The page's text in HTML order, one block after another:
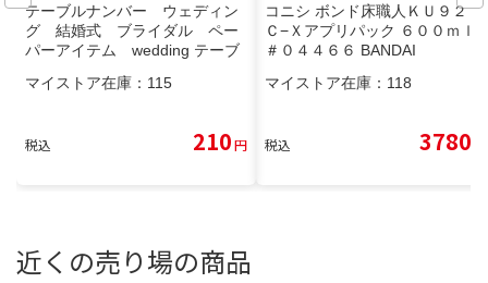
テーブルナンバー ウェディン
グ 結婚式 ブライダル ペー
パーアイテム wedding テーブ
マイストア在庫： 115
税込 210円
コニシ ボンド床職人ＫＵ９２８
Ｃ−Ｘアプリパック ６００ｍｌ
＃０４４６６ BANDAI
マイストア在庫： 118
税込 3780
近くの売り場の商品